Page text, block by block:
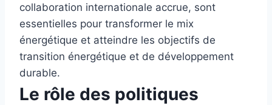
collaboration internationale accrue, sont
essentielles pour transformer le mix
énergétique et atteindre les objectifs de
transition énergétique et de développement
durable.
Le rôle des politiques